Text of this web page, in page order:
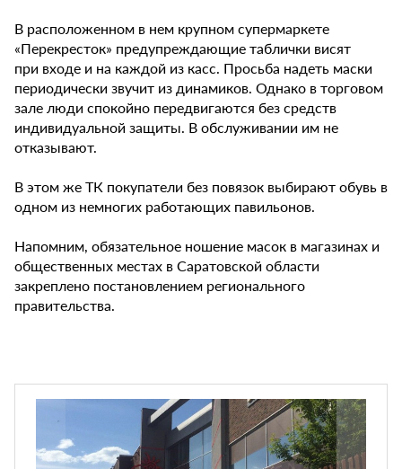
В расположенном в нем крупном супермаркете
«Перекресток» предупреждающие таблички висят
при входе и на каждой из касс. Просьба надеть маски
периодически звучит из динамиков. Однако в торговом
зале люди спокойно передвигаются без средств
индивидуальной защиты. В обслуживании им не
отказывают.
В этом же ТК покупатели без повязок выбирают обувь в
одном из немногих работающих павильонов.
Напомним, обязательное ношение масок в магазинах и
общественных местах в Саратовской области
закреплено постановлением регионального
правительства.